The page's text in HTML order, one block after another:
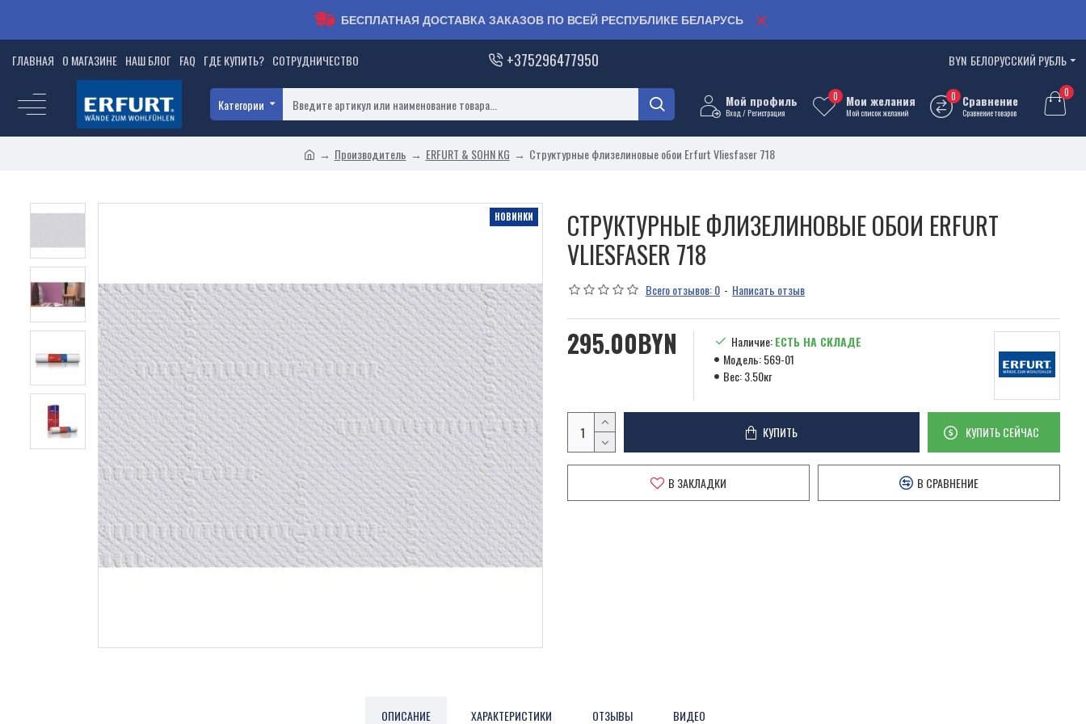
БЕСПЛАТНАЯ ДОСТАВКА ЗАКАЗОВ ПО ВСЕЙ РЕСПУБЛИКЕ БЕЛАРУСЬ
ГЛАВНАЯ О МАГАЗИНЕ НАШ БЛОГ FAQ ГДЕ КУПИТЬ? СОТРУДНИЧЕСТВО +375296477950 BYN БЕЛОРУССКИЙ РУБЛЬ
Категории Мой профиль
Вход / Регистрация
Мои желания
Мой список желаний
0 Сравнение
Сравнение товаров
0 0
Производитель ERFURT & SOHN KG Структурные флизелиновые обои Erfurt Vliesfaser 718
НОВИНКИ
СТРУКТУРНЫЕ ФЛИЗЕЛИНОВЫЕ ОБОИ ERFURT
VLIESFASER 718
Всего отзывов: 0 - Написать отзыв
295.00BYN Наличие:ЕСТЬ НА СКЛАДЕ
Модель:569-01
Вес:3.50кг
КУПИТЬ КУПИТЬ СЕЙЧАС
В ЗАКЛАДКИ В СРАВНЕНИЕ
ОПИСАНИЕ ХАРАКТЕРИСТИКИ ОТЗЫВЫ ВИДЕО